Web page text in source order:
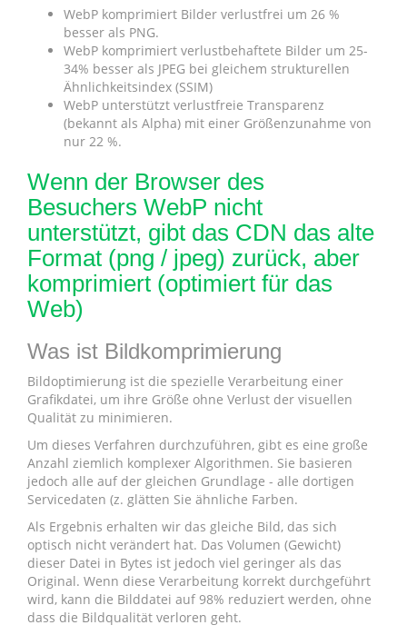
WebP komprimiert Bilder verlustfrei um 26 %
besser als PNG.
WebP komprimiert verlustbehaftete Bilder um 25-
34% besser als JPEG bei gleichem strukturellen
Ähnlichkeitsindex (SSIM)
WebP unterstützt verlustfreie Transparenz
(bekannt als Alpha) mit einer Größenzunahme von
nur 22 %.
Wenn der Browser des
Besuchers WebP nicht
unterstützt, gibt das CDN das alte
Format (png / jpeg) zurück, aber
komprimiert (optimiert für das
Web)
Was ist Bildkomprimierung
Bildoptimierung ist die spezielle Verarbeitung einer
Grafikdatei, um ihre Größe ohne Verlust der visuellen
Qualität zu minimieren.
Um dieses Verfahren durchzuführen, gibt es eine große
Anzahl ziemlich komplexer Algorithmen. Sie basieren
jedoch alle auf der gleichen Grundlage - alle dortigen
Servicedaten (z. glätten Sie ähnliche Farben.
Als Ergebnis erhalten wir das gleiche Bild, das sich
optisch nicht verändert hat. Das Volumen (Gewicht)
dieser Datei in Bytes ist jedoch viel geringer als das
Original. Wenn diese Verarbeitung korrekt durchgeführt
wird, kann die Bilddatei auf 98% reduziert werden, ohne
dass die Bildqualität verloren geht.